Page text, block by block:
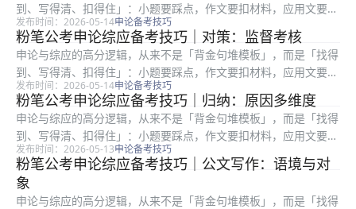
到、写得清、扣得住」：小题要踩点，作文要扣材料，应用文要顾
格式与对象。很多在职考生时间有限，更容易陷入「练了很多篇却
提分慢」：常见根因是要么通读材料浪费时间，要么要点合并过
度、要么书...
发布时间：2026-05-14申论备考技巧
粉笔公考申论综应备考技巧｜对策：监督考核
申论与综应的高分逻辑，从来不是「背金句堆模板」，而是「找得
到、写得清、扣得住」：小题要踩点，作文要扣材料，应用文要顾
格式与对象。很多在职考生时间有限，更容易陷入「练了很多篇却
提分慢」：常见根因是要么通读材料浪费时间，要么要点合并过
度、要么书...
发布时间：2026-05-14申论备考技巧
粉笔公考申论综应备考技巧｜归纳：原因多维度
申论与综应的高分逻辑，从来不是「背金句堆模板」，而是「找得
到、写得清、扣得住」：小题要踩点，作文要扣材料，应用文要顾
格式与对象。很多在职考生时间有限，更容易陷入「练了很多篇却
提分慢」：常见根因是要么通读材料浪费时间，要么要点合并过
度、要么书...
发布时间：2026-05-13申论备考技巧
粉笔公考申论综应备考技巧｜公文写作：语境与对
象
申论与综应的高分逻辑，从来不是「背金句堆模板」，而是「找得